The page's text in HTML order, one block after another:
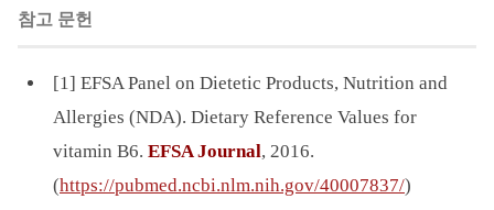
참고 문헌
[1] EFSA Panel on Dietetic Products, Nutrition and
Allergies (NDA). Dietary Reference Values for
vitamin B6. EFSA Journal, 2016.
(https://pubmed.ncbi.nlm.nih.gov/40007837/)